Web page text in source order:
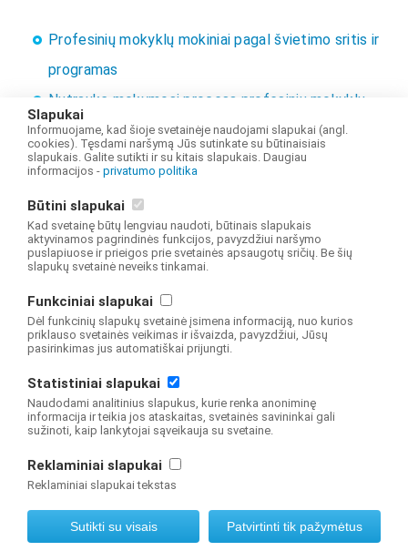
Profesinių mokyklų mokiniai pagal švietimo sritis ir
programas
Nutraukę mokymosi procesą profesinių mokyklų
mokiniai pagal švietimo sritis ir programas
Profesinių mokyklų mokiniai besimokantys pagal
pilietybių grupes
Įgiję profesinę kvalifikaciją pagal švietimo sritis ir
Pirminio profesinio mokymo programų mokiniai pagal
mokomąsias kalbas
užsienio kalbas
Į I kursą priimti mokiniai, šiais metais įgiję išsilavinimą
bendrojo ugdymo mokyklose
© 2019 NŠA Švietimo valdymo informacinė sistema Visos teisės saugomos
Slapukai
Informuojame, kad šioje svetainėje naudojami slapukai (angl.
cookies). Tęsdami naršymą Jūs sutinkate su būtinaisiais
slapukais. Galite sutikti ir su kitais slapukais. Daugiau
informacijos - privatumo politika
Būtini slapukai
Kad svetainę būtų lengviau naudoti, būtinais slapukais
aktyvinamos pagrindinės funkcijos, pavyzdžiui naršymo
puslapiuose ir prieigos prie svetainės apsaugotų sričių. Be šių
slapukų svetainė neveiks tinkamai.
Funkciniai slapukai
Dėl funkcinių slapukų svetainė įsimena informaciją, nuo kurios
priklauso svetainės veikimas ir išvaizda, pavyzdžiui, Jūsų
pasirinkimas jus automatiškai prijungti.
Statistiniai slapukai
Naudodami analitinius slapukus, kurie renka anoniminę
informacija ir teikia jos ataskaitas, svetainės savininkai gali
sužinoti, kaip lankytojai sąveikauja su svetaine.
Reklaminiai slapukai
Reklaminiai slapukai tekstas
Sutikti su visais Patvirtinti tik pažymėtus